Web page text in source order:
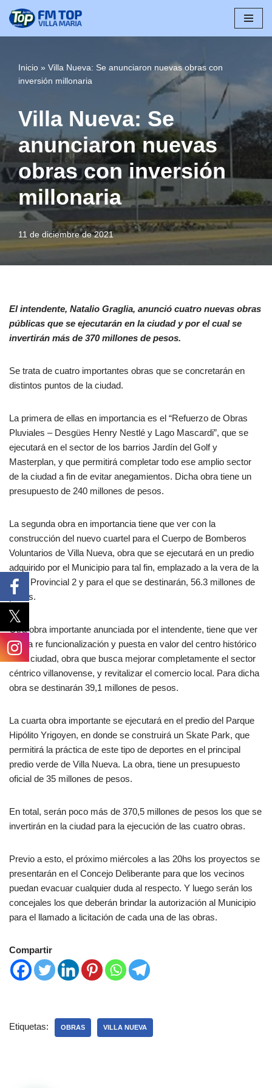
Inicio » Villa Nueva: Se anunciaron nuevas obras con
inversión millonaria
Villa Nueva: Se
anunciaron nuevas
obras con inversión
millonaria
11 de diciembre de 2021
El intendente, Natalio Graglia, anunció cuatro nuevas obras
públicas que se ejecutarán en la ciudad y por el cual se
invertirán más de 370 millones de pesos.
Se trata de cuatro importantes obras que se concretarán en
distintos puntos de la ciudad.
La primera de ellas en importancia es el “Refuerzo de Obras
Pluviales – Desgües Henry Nestlé y Lago Mascardi”, que se
ejecutará en el sector de los barrios Jardín del Golf y
Masterplan, y que permitirá completar todo ese amplio sector
de la ciudad a fin de evitar anegamientos. Dicha obra tiene un
presupuesto de 240 millones de pesos.
La segunda obra en importancia tiene que ver con la
construcción del nuevo cuartel para el Cuerpo de Bomberos
Voluntarios de Villa Nueva, obra que se ejecutará en un predio
adquirido por el Municipio para tal fin, emplazado a la vera de la
Ruta Provincial 2 y para el que se destinarán, 56.3 millones de
pesos.
Otra obra importante anunciada por el intendente, tiene que ver
con la re funcionalización y puesta en valor del centro histórico
de la ciudad, obra que busca mejorar completamente el sector
céntrico villanovense, y revitalizar el comercio local. Para dicha
obra se destinarán 39,1 millones de pesos.
La cuarta obra importante se ejecutará en el predio del Parque
Hipólito Yrigoyen, en donde se construirá un Skate Park, que
permitirá la práctica de este tipo de deportes en el principal
predio verde de Villa Nueva. La obra, tiene un presupuesto
oficial de 35 millones de pesos.
En total, serán poco más de 370,5 millones de pesos los que se
invertirán en la ciudad para la ejecución de las cuatro obras.
Previo a esto, el próximo miércoles a las 20hs los proyectos se
presentarán en el Concejo Deliberante para que los vecinos
puedan evacuar cualquier duda al respecto. Y luego serán los
concejales los que deberán brindar la autorización al Municipio
para el llamado a licitación de cada una de las obras.
Compartir
Etiquetas: OBRAS VILLA NUEVA